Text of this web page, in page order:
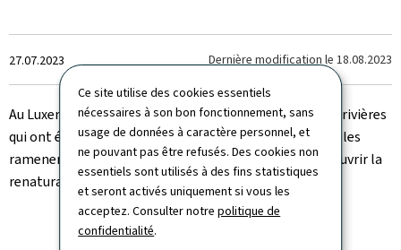
Ce site utilise des cookies essentiels
nécessaires à son bon fonctionnement, sans
usage de données à caractère personnel, et
ne pouvant pas être refusés. Des cookies non
essentiels sont utilisés à des fins statistiques
et seront activés uniquement si vous les
acceptez. Consulter notrepolitique de
confidentialité.
Crée
le
27.07.2023 Dernière modification le 18.08.2023
Au Luxembourg, nous nous engageons à renaturer nos rivières
qui ont été modifiées et dénaturées par l’homme pour les
ramener à un état proche de l’état naturel. Venez découvrir la
renaturation de la Pétrusse à Luxembourg-ville.
© MECDD